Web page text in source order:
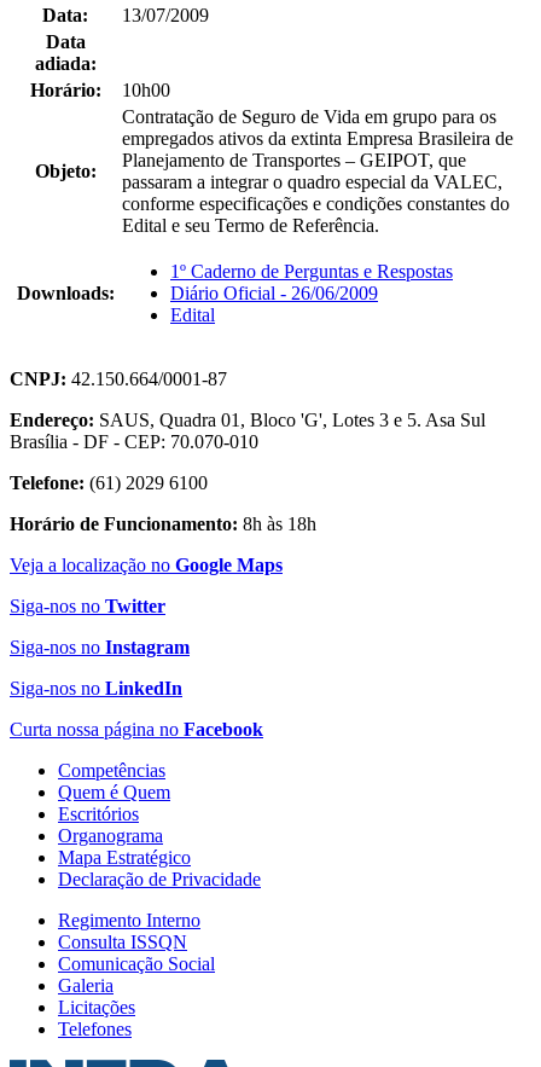
Data:
13/07/2009
Data
adiada:
Horário:
10h00
Objeto:
Contratação de Seguro de Vida em grupo para os
empregados ativos da extinta Empresa Brasileira de
Planejamento de Transportes – GEIPOT, que
passaram a integrar o quadro especial da VALEC,
conforme especificações e condições constantes do
Edital e seu Termo de Referência.
Downloads:
1º Caderno de Perguntas e Respostas
Diário Oficial - 26/06/2009
Edital
CNPJ: 42.150.664/0001-87
Endereço: SAUS, Quadra 01, Bloco 'G', Lotes 3 e 5. Asa Sul
Brasília - DF - CEP: 70.070-010
Telefone: (61) 2029 6100
Horário de Funcionamento: 8h às 18h
Veja a localização no Google Maps
Siga-nos no Twitter
Siga-nos no Instagram
Siga-nos no LinkedIn
Curta nossa página no Facebook
Competências
Quem é Quem
Escritórios
Organograma
Mapa Estratégico
Declaração de Privacidade
Regimento Interno
Consulta ISSQN
Comunicação Social
Galeria
Licitações
Telefones